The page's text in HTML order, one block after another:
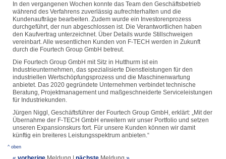
In den vergangenen Wochen konnte das Team den Geschäftsbetrieb
während des Verfahrens zuverlässig aufrechterhalten und die
Kundenaufträge bearbeiten. Zudem wurde ein Investorenprozess
durchgeführt, der nun abgeschlossen ist. Die Verantwortlichen haben
den Kaufvertrag unterzeichnet. Über Details wurde Stillschweigen
vereinbart. Alle wesentlichen Kunden von F-TECH werden in Zukunft
durch die Fourtech Group GmbH betreut.
Die Fourtech Group GmbH mit Sitz in Hutthurm ist ein
Industrieunternehmen, das spezialisierte Dienstleistungen für den
industriellen Wertschöpfungsprozess und die Maschinenwartung
anbietet. Das 2020 gegründete Unternehmen verbindet technische
Beratung, Projektmanagement und maßgeschneiderte Serviceleistungen
für Industriekunden.
Jürgen Niggl, Geschäftsführer der Fourtech Group GmbH, erklärt: „Mit der
Übernahme der F-TECH GmbH erweitern wir unser Portfolio und setzen
unseren Expansionskurs fort. Für unsere Kunden können wir damit
künftig ein breiteres Leistungsspektrum anbieten.“
^ oben